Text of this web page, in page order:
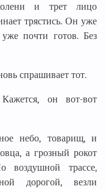
и трет лицо
трястись. Он уже
почти готов. Без
спрашивает тот.
он вот-вот
небо, товарищ, и
а грозный рокот
воздушной трассе,
дорогой, везли